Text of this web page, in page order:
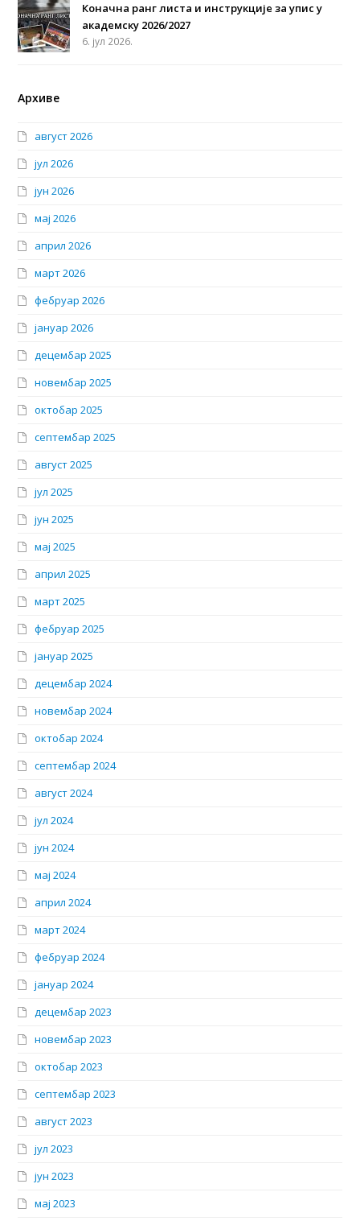
Коначна ранг листа и инструкције за упис у
академску 2026/2027
6. јул 2026.
Архиве
август 2026
јул 2026
јун 2026
мај 2026
април 2026
март 2026
фебруар 2026
јануар 2026
децембар 2025
новембар 2025
октобар 2025
септембар 2025
август 2025
јул 2025
јун 2025
мај 2025
април 2025
март 2025
фебруар 2025
јануар 2025
децембар 2024
новембар 2024
октобар 2024
септембар 2024
август 2024
јул 2024
јун 2024
мај 2024
април 2024
март 2024
фебруар 2024
јануар 2024
децембар 2023
новембар 2023
октобар 2023
септембар 2023
август 2023
јул 2023
јун 2023
мај 2023